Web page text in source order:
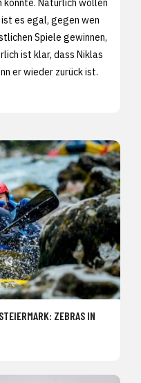
Natürlich wollen
es egal, gegen wen
Spiele gewinnen,
ist klar, dass Niklas
er wieder zurück ist.
ZEBRAS IN